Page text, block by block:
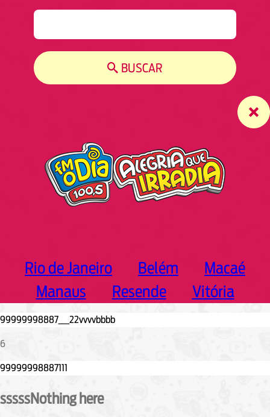
BUSCAR
Rio de Janeiro Belém
Macaé
Manaus
Resende Vitória
6
sssssNothing here